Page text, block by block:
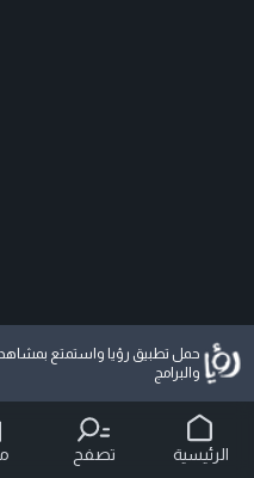
حمل تطبيق رؤيا واستمتع
والبرامج
الرئيسية تصفح